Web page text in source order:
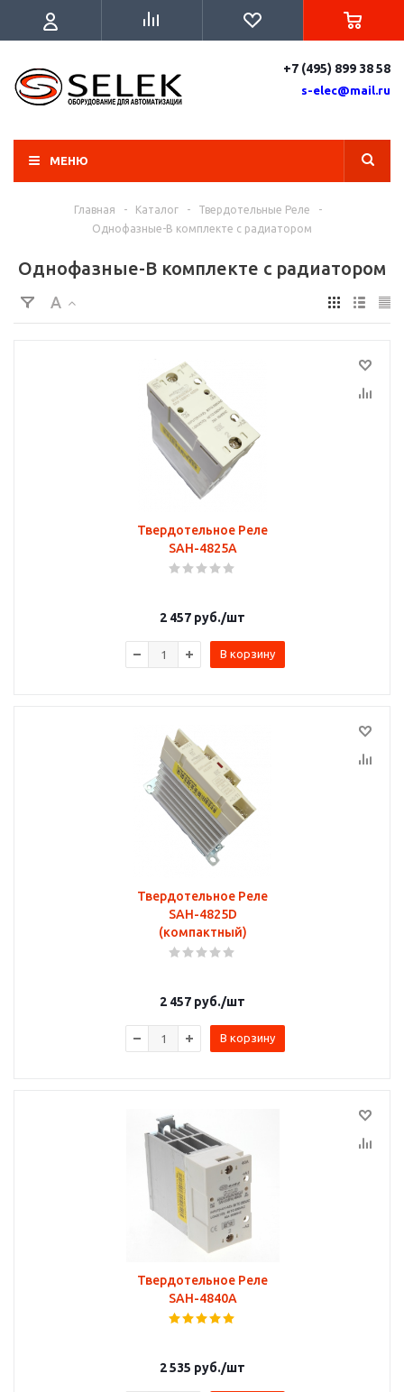
+7 (495) 899 38 58
s-elec@mail.ru
МЕНЮ
Главная - Каталог - Твердотельные Реле
-
Однофазные-В комплекте с радиатором
Однофазные-В комплекте с радиатором
Твердотельное Реле
SAH-4825A
2 457 руб./шт
В корзину
Твердотельное Реле
SAH-4825D
(компактный)
2 457 руб./шт
В корзину
Твердотельное Реле
SAH-4840A
2 535 руб./шт